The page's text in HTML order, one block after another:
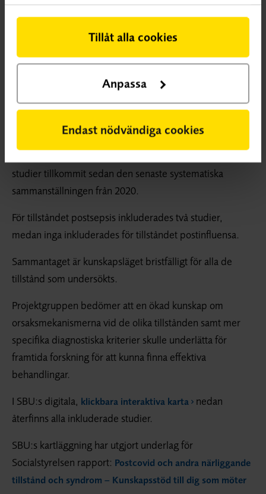
Tillåt alla cookies
Anpassa
Endast nödvändiga cookies
insatser som studerats var andnings- och luktträning
rehabilitering), psykologisk behandling och transkraniell
stimulering (stimulering av hjärnan växlande
För tillstånden ME/CFS inkluderades endast två artiklar
utöver vad som ingick i SBU:s tidigare utvärdering av
kunskapsläget från 2019. För tillståndet PANS/PANDAS
studier tillkommit sedan den senaste systematiska
sammanställningen från 2020.
För tillståndet postsepsis inkluderades två studier,
medan inga inkluderades för tillståndet postinfluensa.
Sammantaget är kunskapsläget bristfälligt för alla de
tillstånd som undersökts.
Projektgruppen bedömer att en ökad kunskap om
orsaksmekanismerna vid de olika tillstånden samt mer
specifika diagnostiska kriterier skulle underlätta för
framtida forskning för att kunna finna effektiva
behandlingar.
I SBU:s digitala, klickbara interaktiva karta nedan
återfinns alla inkluderade studier.
SBU:s kartläggning har utgjort underlag för
Socialstyrelsen rapport: Postcovid och andra närliggande
tillstånd och syndrom – Kunskapsstöd till dig som möter